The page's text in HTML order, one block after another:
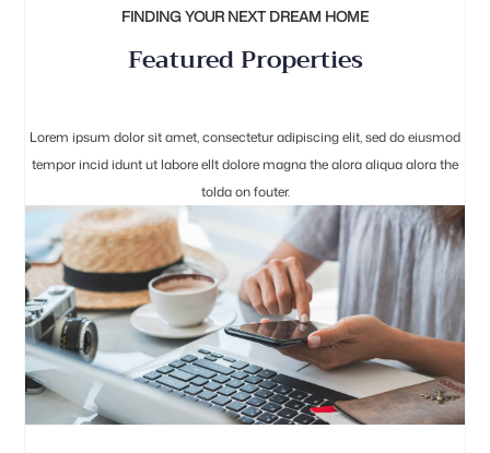
FINDING YOUR NEXT DREAM HOME
Featured Properties
Lorem ipsum dolor sit amet, consectetur adipiscing elit, sed do eiusmod
tempor incid idunt ut labore ellt dolore magna the alora aliqua alora the
tolda on fouter.